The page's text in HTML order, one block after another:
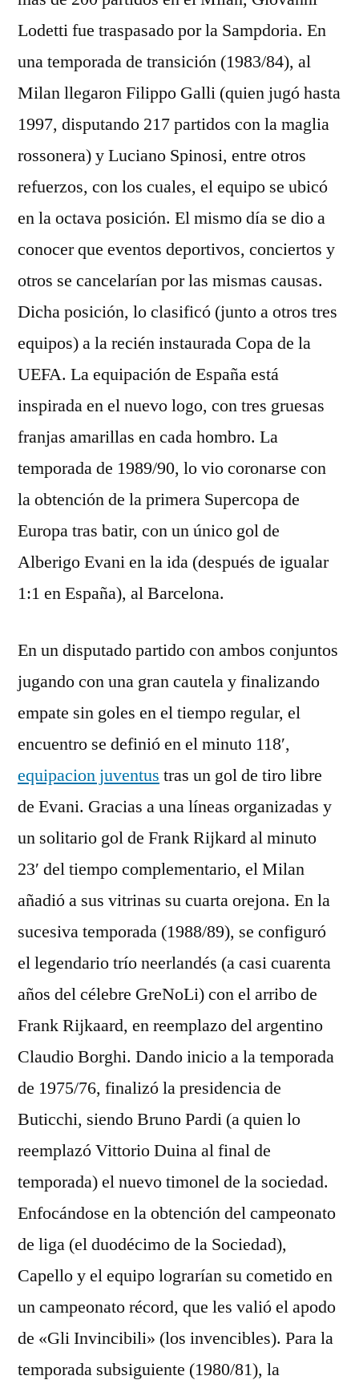
Lodetti fue traspasado por la Sampdoria. En
una temporada de transición (1983/84), al
Milan llegaron Filippo Galli (quien jugó hasta
1997, disputando 217 partidos con la maglia
rossonera) y Luciano Spinosi, entre otros
refuerzos, con los cuales, el equipo se ubicó
en la octava posición. El mismo día se dio a
conocer que eventos deportivos, conciertos y
otros se cancelarían por las mismas causas.
Dicha posición, lo clasificó (junto a otros tres
equipos) a la recién instaurada Copa de la
UEFA. La equipación de España está
inspirada en el nuevo logo, con tres gruesas
franjas amarillas en cada hombro. La
temporada de 1989/90, lo vio coronarse con
la obtención de la primera Supercopa de
Europa tras batir, con un único gol de
Alberigo Evani en la ida (después de igualar
1:1 en España), al Barcelona.
En un disputado partido con ambos conjuntos
jugando con una gran cautela y finalizando
empate sin goles en el tiempo regular, el
encuentro se definió en el minuto 118′,
equipacion juventus tras un gol de tiro libre
de Evani. Gracias a una líneas organizadas y
un solitario gol de Frank Rijkard al minuto
23′ del tiempo complementario, el Milan
añadió a sus vitrinas su cuarta orejona. En la
sucesiva temporada (1988/89), se configuró
el legendario trío neerlandés (a casi cuarenta
años del célebre GreNoLi) con el arribo de
Frank Rijkaard, en reemplazo del argentino
Claudio Borghi. Dando inicio a la temporada
de 1975/76, finalizó la presidencia de
Buticchi, siendo Bruno Pardi (a quien lo
reemplazó Vittorio Duina al final de
temporada) el nuevo timonel de la sociedad.
Enfocándose en la obtención del campeonato
de liga (el duodécimo de la Sociedad),
Capello y el equipo lograrían su cometido en
un campeonato récord, que les valió el apodo
de «Gli Invincibili» (los invencibles). Para la
temporada subsiguiente (1980/81), la